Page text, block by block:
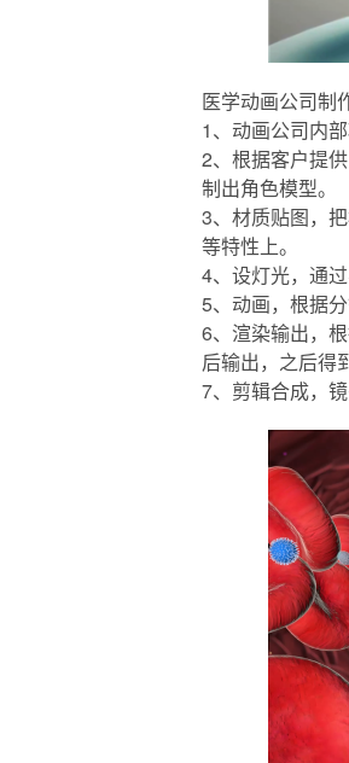
医学动画公司制
1、动画公司内
2、根据客户提
制出角色模型。
3、材质贴图，
等特性上。
4、设灯光，通
5、动画，根据
6、渲染输出，
后输出，之后得
7、剪辑合成，